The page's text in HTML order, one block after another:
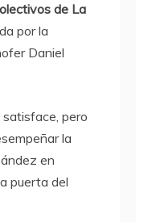
de La
por la
Daniel
satisface, pero
la
en
puerta del